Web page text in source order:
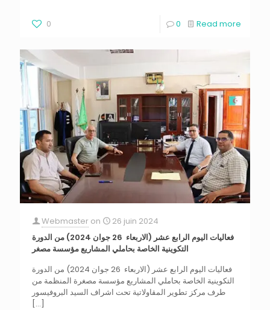
0 0 Read more
Webmaster on
26 juin 2024
فعاليات اليوم الرابع عشر (الاربعاء 26 جوان 2024) من الدورة
التكوينية الخاصة بحاملي المشاريع مؤسسة مصغر
فعاليات اليوم الرابع عشر (الاربعاء 26 جوان 2024) من الدورة
التكوينية الخاصة بحاملي المشاريع مؤسسة مصغرة المنظمة من
طرف مركز تطوير المقاولاتية تحت اشراف السيد البروفيسور
[…]